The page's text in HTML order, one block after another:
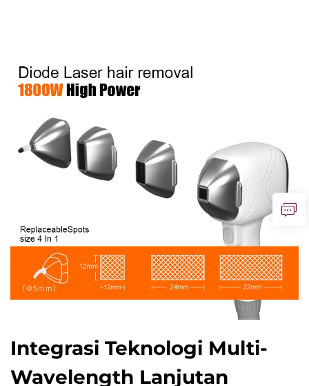
Integrasi Teknologi Multi-
Wavelength Lanjutan